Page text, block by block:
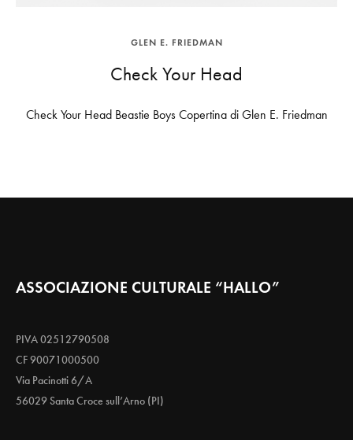
GLEN E. FRIEDMAN
Check Your Head
Check Your Head Beastie Boys Copertina di Glen E. Friedman
ASSOCIAZIONE CULTURALE “HALLO”
PIVA 02512790508
CF 90071000500
Via Pacinotti 6/A
56029 Santa Croce sull’Arno (PI)